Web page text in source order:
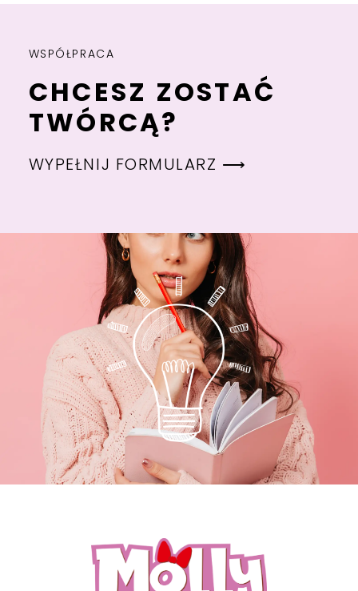
WSPÓŁPRACA
CHCESZ ZOSTAĆ
TWÓRCĄ?
WYPEŁNIJ FORMULARZ ⟶